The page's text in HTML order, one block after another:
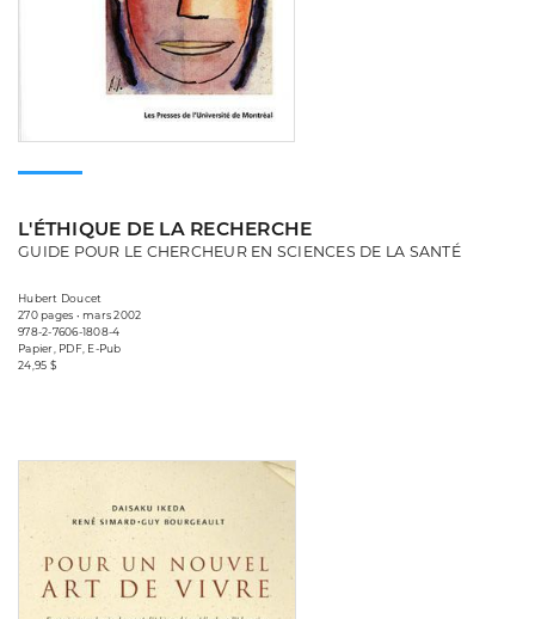
L'ÉTHIQUE DE LA RECHERCHE
GUIDE POUR LE CHERCHEUR EN SCIENCES DE LA SANTÉ
Hubert Doucet
270 pages • mars 2002
978-2-7606-1808-4
Papier, PDF, E-Pub
24,95 $